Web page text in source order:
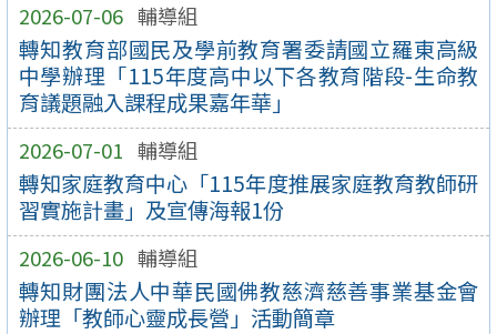
2026-07-06 輔導組
轉知教育部國民及學前教育署委請國立羅東高級
中學辦理「115年度高中以下各教育階段-生命教
育議題融入課程成果嘉年華」
2026-07-01 輔導組
轉知家庭教育中心「115年度推展家庭教育教師研
習實施計畫」及宣傳海報1份
2026-06-10 輔導組
轉知財團法人中華民國佛教慈濟慈善事業基金會
辦理「教師心靈成長營」活動簡章